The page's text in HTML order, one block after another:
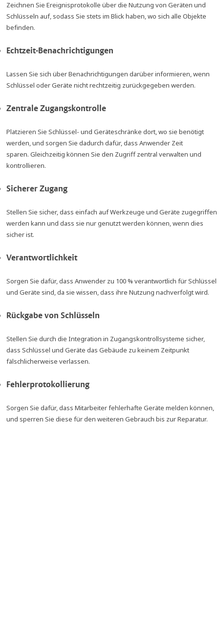
Zeichnen Sie Ereignisprotokolle über die Nutzung von Geräten und
Schlüsseln auf, sodass Sie stets im Blick haben, wo sich alle Objekte
befinden.
Echtzeit-Benachrichtigungen
Lassen Sie sich über Benachrichtigungen darüber informieren, wenn
Schlüssel oder Geräte nicht rechtzeitig zurückgegeben werden.
Zentrale Zugangskontrolle
Platzieren Sie Schlüssel- und Geräteschränke dort, wo sie benötigt
werden, und sorgen Sie dadurch dafür, dass Anwender Zeit
sparen. Gleichzeitig können Sie den Zugriff zentral verwalten und
kontrollieren.
Sicherer Zugang
Stellen Sie sicher, dass einfach auf Werkzeuge und Geräte zugegriffen
werden kann und dass sie nur genutzt werden können, wenn dies
sicher ist.
Verantwortlichkeit
Sorgen Sie dafür, dass Anwender zu 100 % verantwortlich für Schlüssel
und Geräte sind, da sie wissen, dass ihre Nutzung nachverfolgt wird.
Rückgabe von Schlüsseln
Stellen Sie durch die Integration in Zugangskontrollsysteme sicher,
dass Schlüssel und Geräte das Gebäude zu keinem Zeitpunkt
fälschlicherweise verlassen.
Fehlerprotokollierung
Sorgen Sie dafür, dass Mitarbeiter fehlerhafte Geräte melden können,
und sperren Sie diese für den weiteren Gebrauch bis zur Reparatur.